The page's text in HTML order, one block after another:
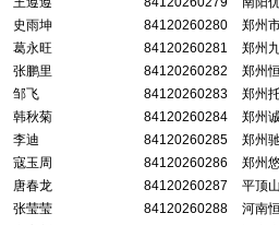
史雨坤 84120260280
郑州
葛永旺 84120260281
郑州
张鹏里 84120260282
郑州
邹飞 84120260283
郑州
韩秋菊 84120260284
郑州
李迪 84120260285
郑州
寇玉周 84120260286
郑州
唐春龙 84120260287
平顶
张莹莹 84120260288
河南